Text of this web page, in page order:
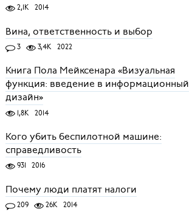
2,1K 2014
Вина, ответственность и выбор
3 3,4K 2022
Книга Пола Мейксенара «Визуальная
функция: введение в информационный
дизайн»
1,8K 2014
Кого убить беспилотной машине:
справедливость
931 2016
Почему люди платят налоги
209 26K 2014